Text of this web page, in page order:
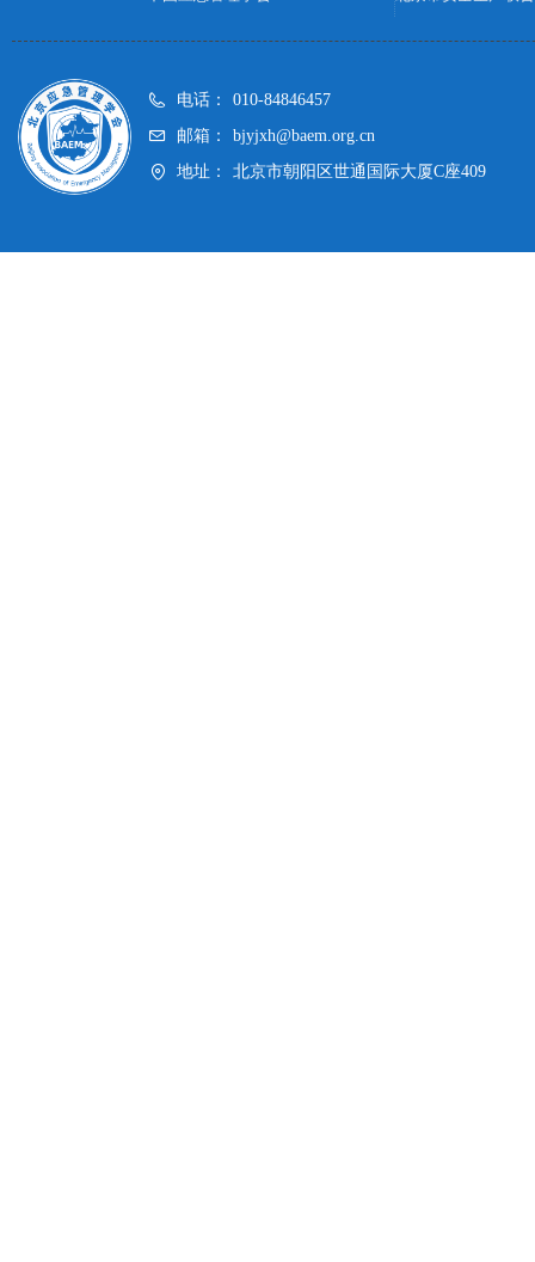
电话：
010-84846457
邮箱：
bjyjxh@baem.org.cn
地址：
北京市朝阳区世通国际大厦C座409